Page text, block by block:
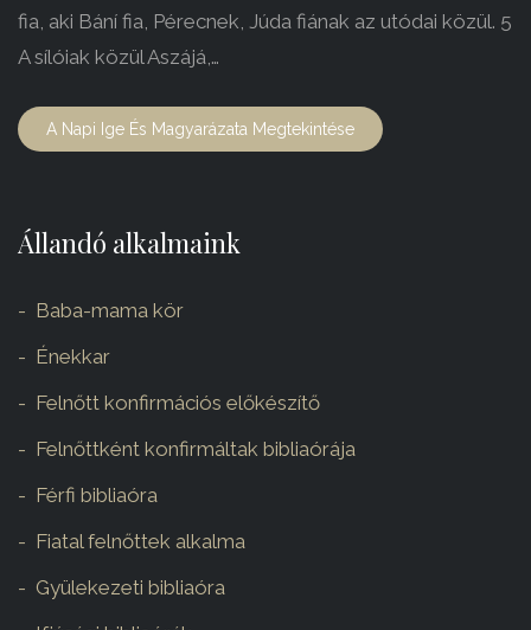
fia, aki Bání fia, Pérecnek, Júda fiának az utódai közül. 5
A sílóiak közül Aszájá,…
A Napi Ige És Magyarázata Megtekintése
Állandó alkalmaink
Baba-mama kör
Énekkar
Felnőtt konfirmációs előkészítő
Felnőttként konfirmáltak bibliaórája
Férfi bibliaóra
Fiatal felnőttek alkalma
Gyülekezeti bibliaóra